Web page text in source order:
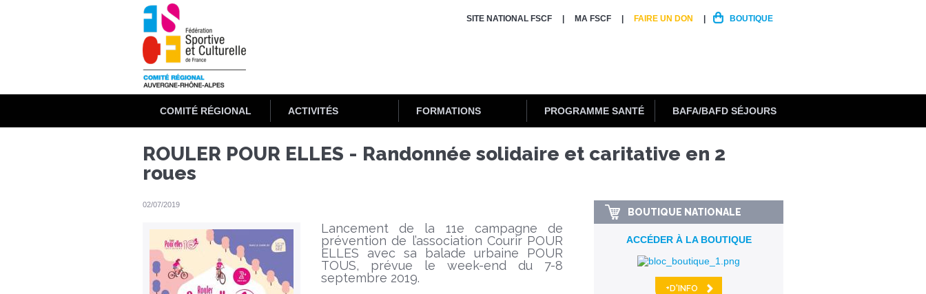
SITE NATIONAL FSCF MA FSCF FAIRE UN DON BOUTIQUE
COMITÉ RÉGIONAL ACTIVITÉS FORMATIONS PROGRAMME SANTÉ BAFA/BAFD SÉJOURS
ROULER POUR ELLES - Randonnée solidaire et caritative en 2
roues
02/07/2019
Lancement de la 11e campagne de
prévention de l’association Courir POUR
ELLES avec sa balade urbaine POUR
TOUS, prévue le week-end du 7-8
septembre 2019.
BOUTIQUE NATIONALE
ACCÉDER À LA BOUTIQUE
+D'INFO